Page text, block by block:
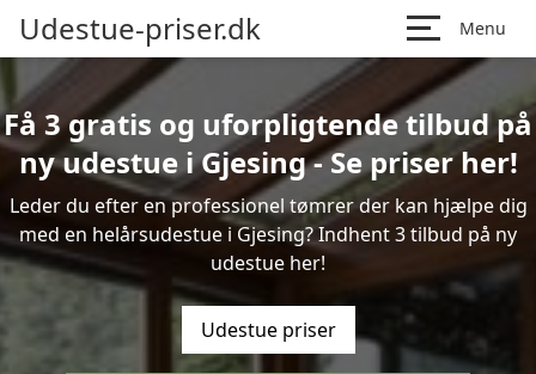
Udestue-priser.dk Menu
Få 3 gratis og uforpligtende tilbud på
ny udestue i Gjesing - Se priser her!
Leder du efter en professionel tømrer der kan hjælpe dig
med en helårsudestue i Gjesing? Indhent 3 tilbud på ny
udestue her!
Udestue priser